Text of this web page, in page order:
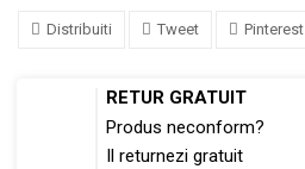
Distribuiti Tweet Pinterest
RETUR GRATUIT
Produs neconform?
Il returnezi gratuit